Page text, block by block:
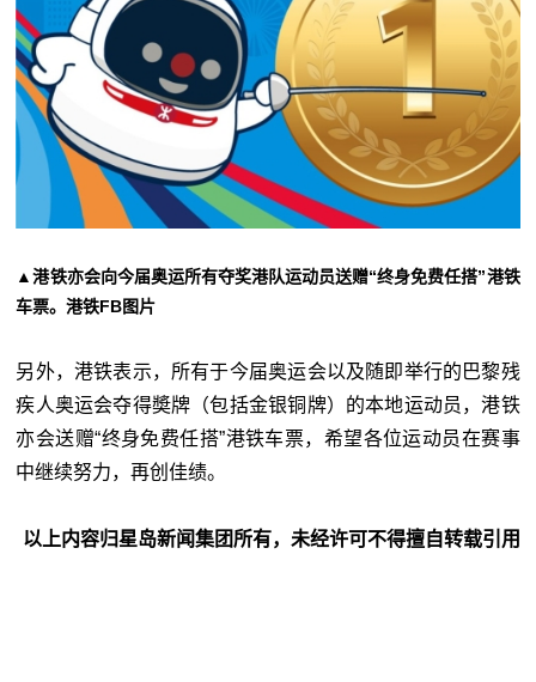
▲港铁亦会向今届奥运所有夺奖港队运动员送赠“终身免费任搭”港铁
车票。港铁FB图片
另外，港铁表示，所有于今届奥运会以及随即举行的巴黎残
疾人奥运会夺得奬牌（包括金银铜牌）的本地运动员，港铁
亦会送赠“终身免费任搭”港铁车票，希望各位运动员在赛事
中继续努力，再创佳绩。
以上内容归星岛新闻集团所有，未经许可不得擅自转载引用